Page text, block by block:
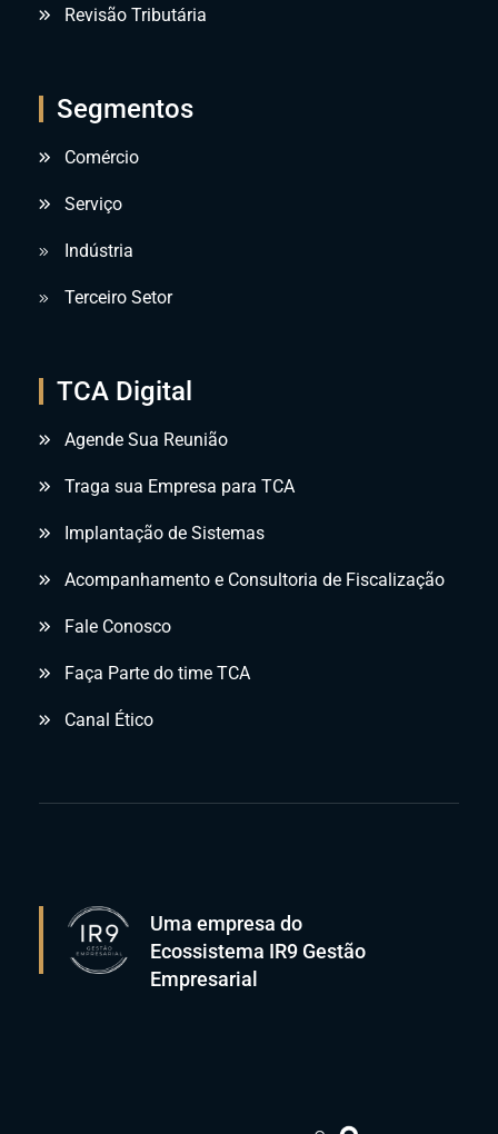
Revisão Tributária
Segmentos
Comércio
Serviço
Indústria
Terceiro Setor
TCA Digital
Agende Sua Reunião
Traga sua Empresa para TCA
Implantação de Sistemas
Acompanhamento e Consultoria de Fiscalização
Fale Conosco
Faça Parte do time TCA
Canal Ético
Uma empresa do
Ecossistema IR9 Gestão
Empresarial